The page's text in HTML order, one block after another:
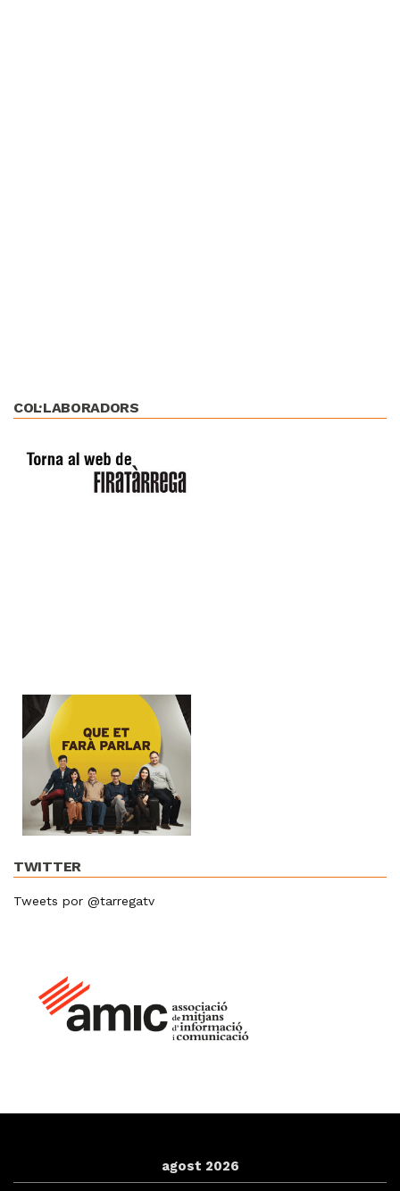
COL·LABORADORS
TWITTER
Tweets por @tarregatv
agost 2026